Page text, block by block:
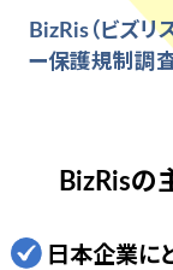
BizRis（ビズリ
ー保護規制調
BizRisの
日本企業に